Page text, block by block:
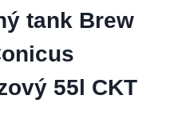
tank Brew
55l CKT